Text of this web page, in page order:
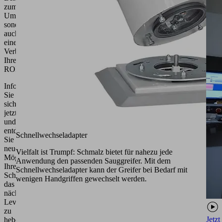
zum
Umweltschutz,
sondern
auch
eine deutliche
Verbesserung
Ihres
ROI.
Informieren
Sie
sich
jetzt
und
entdecken
Sie
neue
Möglichkeiten
Ihren Vakuum-
Schlauchheber auf
das
nächste
Level
zu
heben.
Schnellwechseladapter
Vielfalt ist Trumpf: Schmalz bietet für nahezu jede
Anwendung den passenden Sauggreifer. Mit dem
Schnellwechseladapter kann der Greifer bei Bedarf mit
wenigen Handgriffen gewechselt werden.
Jetzt